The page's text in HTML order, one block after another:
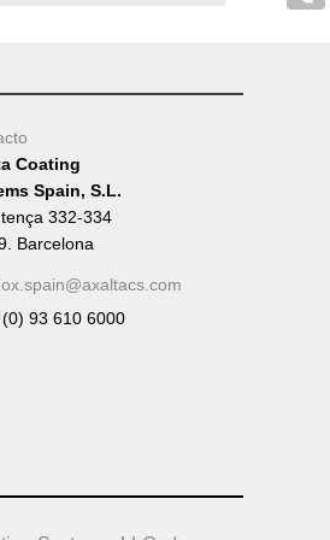
Coating
Spain, S.L.
332-334
Barcelona
93 610 6000